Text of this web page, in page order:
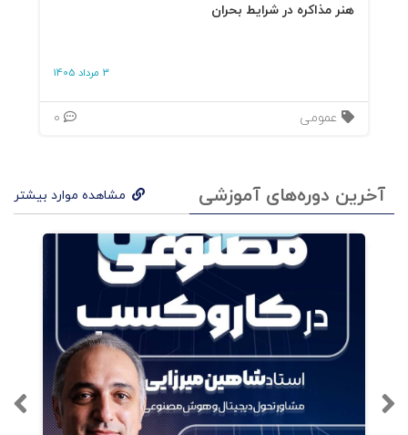
هنر مذاکره در شرایط بحران
3 مرداد 1405
عمومی
آخرین دوره‌های آموزشی مشاهده موارد بیشتر